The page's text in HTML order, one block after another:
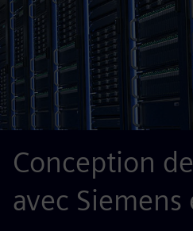
Conception
avec Siemens